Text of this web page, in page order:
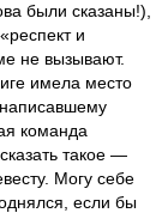
были сказаны!),
и
не вызывают.
имела место
команда
такое —
Могу себе
если бы